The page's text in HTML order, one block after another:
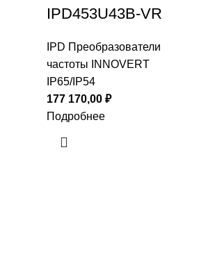
IPD453U43B-VR
IPD Преобразователи
частоты INNOVERT
IP65/IP54
177 170,00 ₽
Подробнее